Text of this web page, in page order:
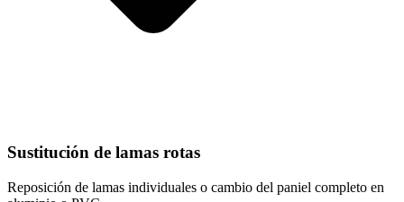
Sustitución de lamas rotas
Reposición de lamas individuales o cambio del paniel completo en